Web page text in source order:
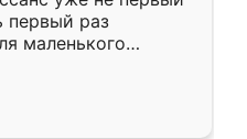
первый раз
маленького
,во второй раз
очень
быстрая,